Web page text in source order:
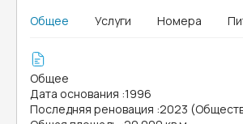
Общее Услуги Номера
Общее
Дата основания :1996
Последняя реновация :2023